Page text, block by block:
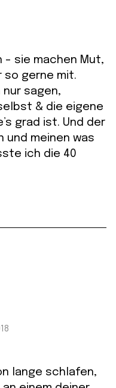
– sie machen Mut,
so gerne mit.
nur sagen,
& die eigene
grad ist. Und der
und meinen was
ich die 40
lange schlafen,